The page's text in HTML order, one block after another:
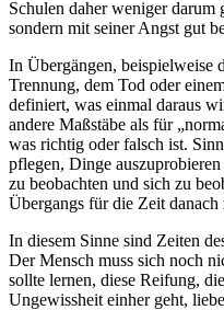
Schulen daher weniger darum
sondern mit seiner Angst gut
In Übergängen, beispielweise
Trennung, dem Tod oder
definiert, was einmal daraus
andere Maßstäbe als für
was richtig oder falsch ist.
pflegen, Dinge
zu beobachten und sich zu
Übergangs für die Zeit danach
In diesem Sinne sind Zeiten
Der Mensch muss sich noch
sollte lernen, diese Reifung,
Ungewissheit einher geht,